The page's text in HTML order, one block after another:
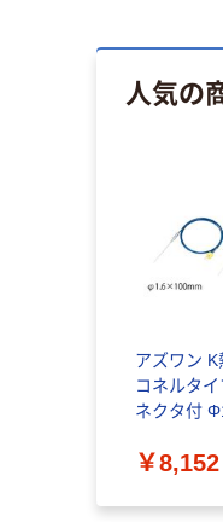
人気の
アズワン
コネルタ
ネクタ付
￥8,152